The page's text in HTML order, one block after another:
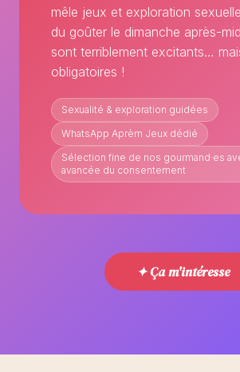
mêle jeux et exploration
du goûter le dimanche après-
sont terriblement excitants…
obligatoires !
Sexualité & exploration guidées
WhatsApp Aprèm Jeux dédié
Sélection fine de nos gourmand·es
avancée du consentement
✦ Ça m'intéresse